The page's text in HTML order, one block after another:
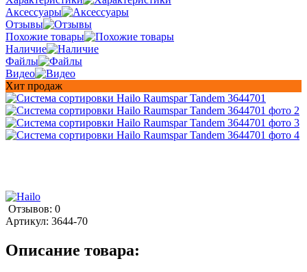
Аксессуары
Отзывы
Похожие товары
Наличие
Файлы
Видео
Хит продаж
Отзывов: 0
Артикул: 3644-70
Описание товара: